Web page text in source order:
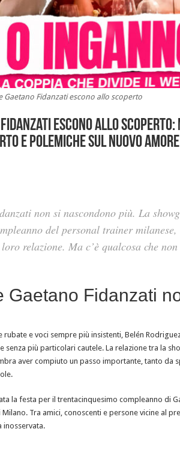
Gaetano Fidanzati escono allo scoperto
Fidanzati escono allo scoperto:
e polemiche sul nuovo amore
non si nascondono più. La
del personal trainer milanese,
relazione. Ma c’è qualcosa che non
Gaetano Fidanzati
e voci sempre più insistenti, Belén
senza più particolari cautele. La relazione tra la
aver compiuto un passo importante, tanto da
la festa per il trentacinquesimo compleanno di
Tra amici, conoscenti e persone vicine al
inosservata.